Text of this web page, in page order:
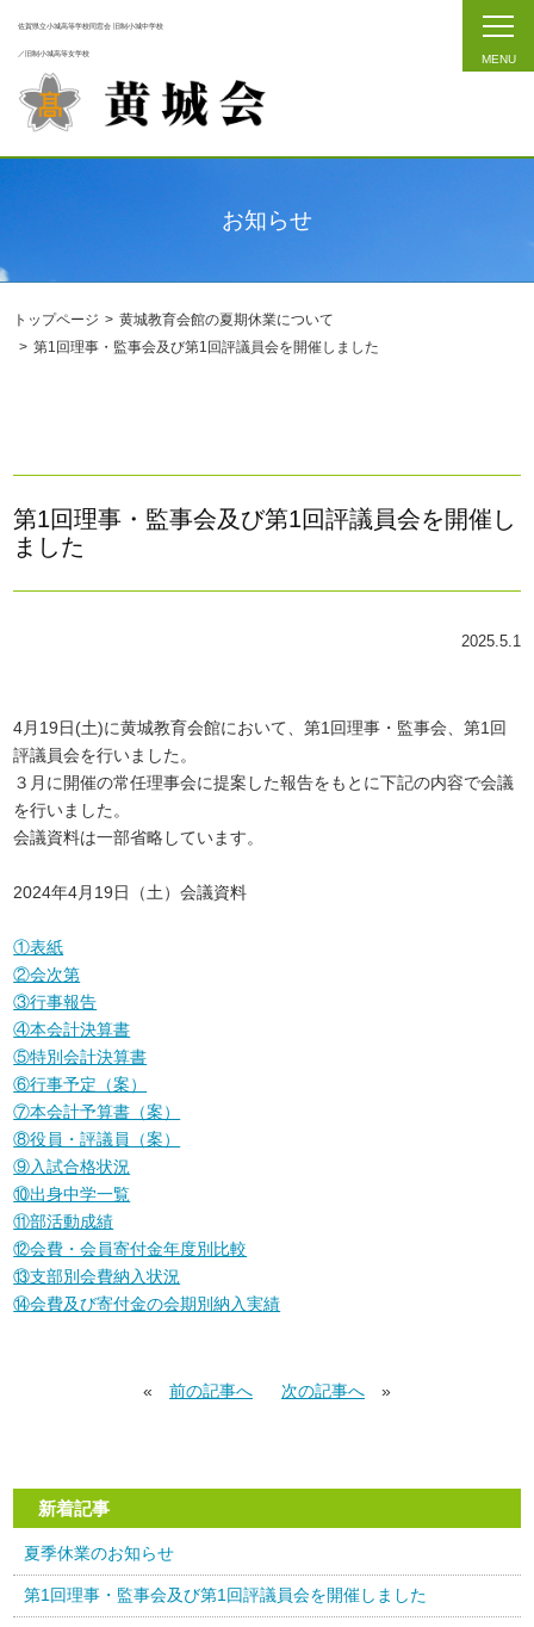
佐賀県立小城高等学校同窓会 旧制小城中学校
／旧制小城高等女学校
お知らせ
トップページ
黄城教育会館の夏期休業について
第1回理事・監事会及び第1回評議員会を開催しました
第1回理事・監事会及び第1回評議員会を開催し
ました
2025.5.1
4月19日(土)に黄城教育会館において、第1回理事・監事会、第1回
評議員会を行いました。
３月に開催の常任理事会に提案した報告をもとに下記の内容で会議
を行いました。
会議資料は一部省略しています。
2024年4月19日（土）会議資料
①表紙
②会次第
③行事報告
④本会計決算書
⑤特別会計決算書
⑥行事予定（案）
⑦本会計予算書（案）
⑧役員・評議員（案）
⑨入試合格状況
⑩出身中学一覧
⑪部活動成績
⑫会費・会員寄付金年度別比較
⑬支部別会費納入状況
⑭会費及び寄付金の会期別納入実績
« 前の記事へ 次の記事へ »
新着記事
夏季休業のお知らせ
第1回理事・監事会及び第1回評議員会を開催しました